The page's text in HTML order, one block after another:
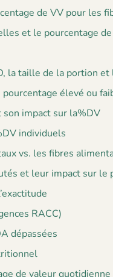
de VV pour les
et le pourcentage
la taille de la portion et
élevé ou
impact sur la%DV
individuels
vs. les fibres
et leur impact sur le
RACC)
dépassées
de valeur